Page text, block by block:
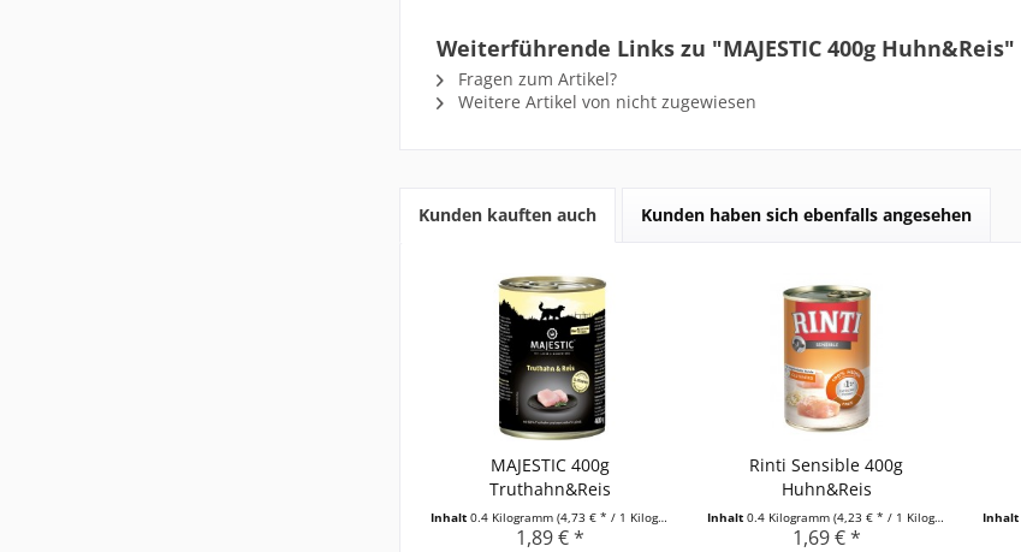
Weiterführende Links zu "MAJESTIC 400g Huhn&Reis"
Fragen zum Artikel?
Weitere Artikel von nicht zugewiesen
Kunden kauften auch Kunden haben sich ebenfalls angesehen
MAJESTIC 400g
Truthahn&Reis
Inhalt 0.4 Kilogramm (4,73 € * / 1 Kilogramm)
1,89 € *
Rinti Sensible 400g
Huhn&Reis
Inhalt 0.4 Kilogramm (4,23 € * / 1 Kilogramm)
1,69 € *
Inhalt